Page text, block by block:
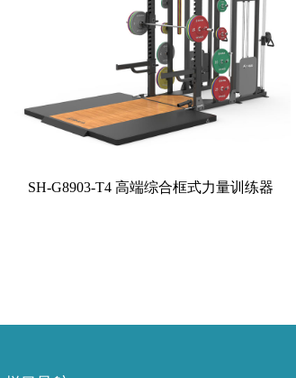
SH-G8903-T4 高端综合框式力量训练器